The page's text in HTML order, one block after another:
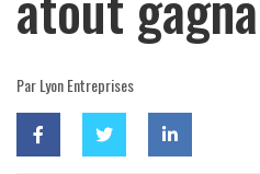
Par Lyon Entreprises